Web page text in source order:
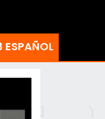
ESPAÑOL